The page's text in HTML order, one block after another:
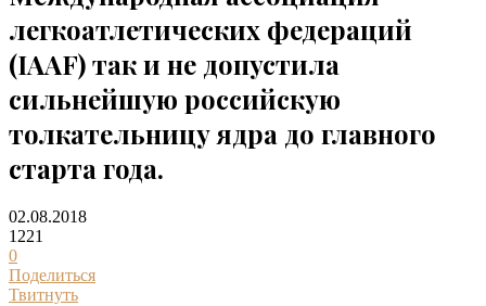
легкоатлетических федераций
(IAAF) так и не допустила
сильнейшую российскую
толкательницу ядра до главного
старта года.
02.08.2018
1221
0
Поделиться
Твитнуть